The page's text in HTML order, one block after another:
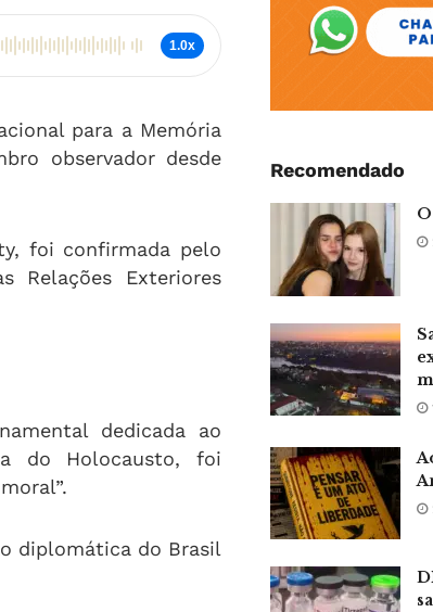
1.0x
para a Memória
observador desde
foi confirmada pelo
Relações Exteriores
dedicada ao
do Holocausto, foi
diplomática do Brasil
Recomendado